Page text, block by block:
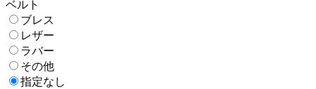
ベルト
ブレス
レザー
ラバー
その他
指定なし